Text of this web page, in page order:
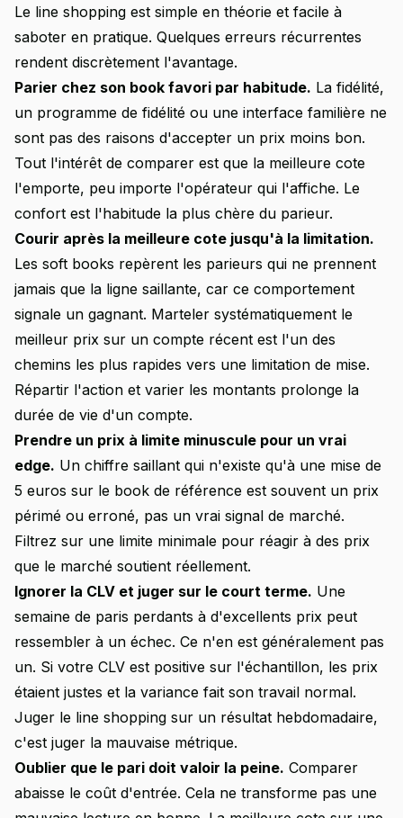
Le line shopping est simple en théorie et facile à
saboter en pratique. Quelques erreurs récurrentes
rendent discrètement l'avantage.
Parier chez son book favori par habitude. La fidélité,
un programme de fidélité ou une interface familière ne
sont pas des raisons d'accepter un prix moins bon.
Tout l'intérêt de comparer est que la meilleure cote
l'emporte, peu importe l'opérateur qui l'affiche. Le
confort est l'habitude la plus chère du parieur.
Courir après la meilleure cote jusqu'à la limitation.
Les soft books repèrent les parieurs qui ne prennent
jamais que la ligne saillante, car ce comportement
signale un gagnant. Marteler systématiquement le
meilleur prix sur un compte récent est l'un des
chemins les plus rapides vers une limitation de mise.
Répartir l'action et varier les montants prolonge la
durée de vie d'un compte.
Prendre un prix à limite minuscule pour un vrai
edge. Un chiffre saillant qui n'existe qu'à une mise de
5 euros sur le book de référence est souvent un prix
périmé ou erroné, pas un vrai signal de marché.
Filtrez sur une limite minimale pour réagir à des prix
que le marché soutient réellement.
Ignorer la CLV et juger sur le court terme. Une
semaine de paris perdants à d'excellents prix peut
ressembler à un échec. Ce n'en est généralement pas
un. Si votre CLV est positive sur l'échantillon, les prix
étaient justes et la variance fait son travail normal.
Juger le line shopping sur un résultat hebdomadaire,
c'est juger la mauvaise métrique.
Oublier que le pari doit valoir la peine. Comparer
abaisse le coût d'entrée. Cela ne transforme pas une